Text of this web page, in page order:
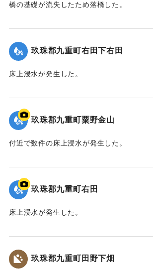
橋の基礎が流失したため落橋した。
2020/7/6｜固有コード:01215072
玖珠郡九重町右田下右田
床上浸水が発生した。
2020/7/6｜固有コード:01215065
玖珠郡九重町粟野金山
付近で数件の床上浸水が発生した。
｜固有コード:01215066
玖珠郡九重町右田
床上浸水が発生した。
｜固有コード:01215067
玖珠郡九重町田野下畑